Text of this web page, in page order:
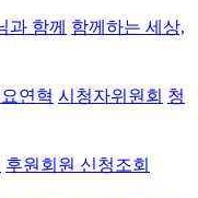
과 함께 함께하는 세상,
연혁 시청자위원회 청
후원회원 신청조회